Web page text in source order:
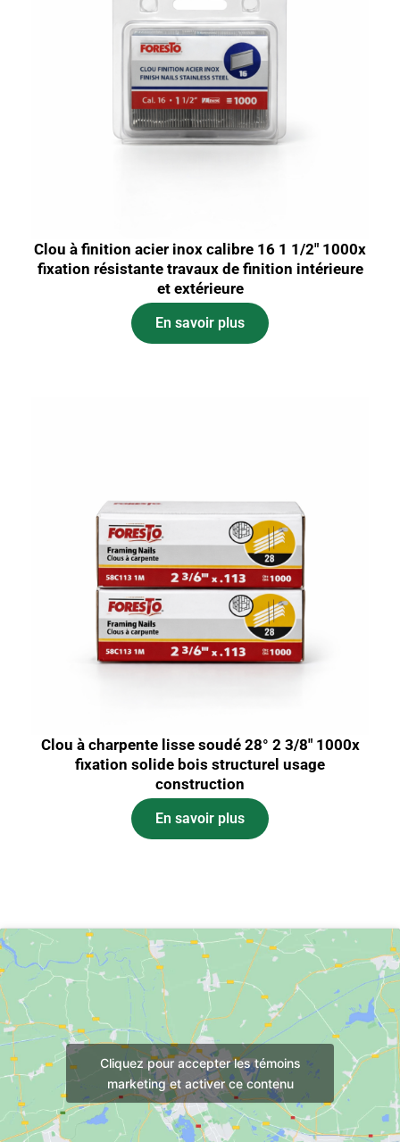
Clou à finition acier inox calibre 16 1 1/2″ 1000x
fixation résistante travaux de finition intérieure
et extérieure
En savoir plus
Clou à charpente lisse soudé 28° 2 3/8″ 1000x
fixation solide bois structurel usage
construction
En savoir plus
Cliquez pour accepter les témoins
marketing et activer ce contenu